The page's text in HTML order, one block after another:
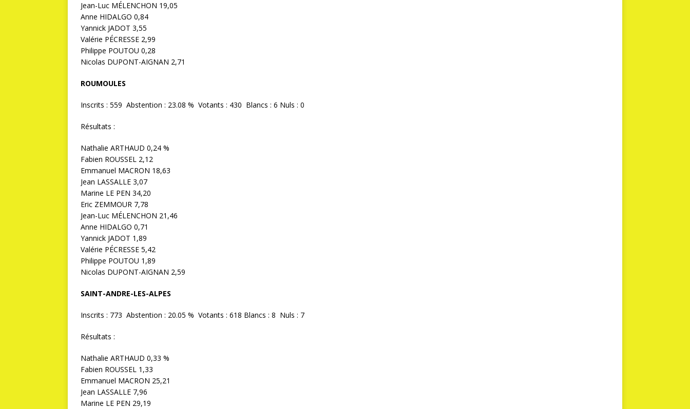
Jean-Luc MÉLENCHON 19,05
Anne HIDALGO 0,84
Yannick JADOT 3,55
Valérie PÉCRESSE 2,99
Philippe POUTOU 0,28
Nicolas DUPONT-AIGNAN 2,71
ROUMOULES
Inscrits : 559 Abstention : 23.08 % Votants : 430 Blancs : 6 Nuls : 0
Résultats :
Nathalie ARTHAUD 0,24 %
Fabien ROUSSEL 2,12
Emmanuel MACRON 18,63
Jean LASSALLE 3,07
Marine LE PEN 34,20
Eric ZEMMOUR 7,78
Jean-Luc MÉLENCHON 21,46
Anne HIDALGO 0,71
Yannick JADOT 1,89
Valérie PÉCRESSE 5,42
Philippe POUTOU 1,89
Nicolas DUPONT-AIGNAN 2,59
SAINT-ANDRE-LES-ALPES
Inscrits : 773 Abstention : 20.05 % Votants : 618 Blancs : 8 Nuls : 7
Résultats :
Nathalie ARTHAUD 0,33 %
Fabien ROUSSEL 1,33
Emmanuel MACRON 25,21
Jean LASSALLE 7,96
Marine LE PEN 29,19